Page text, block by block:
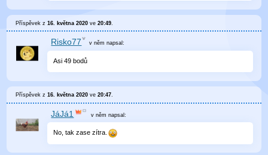
Příspěvek z16. května 2020 ve20:49
Risko77 v něm napsal:
Asi 49 bodů
Příspěvek z16. května 2020 ve20:47
JáJá1 v něm napsal:
No, tak zase zítra.